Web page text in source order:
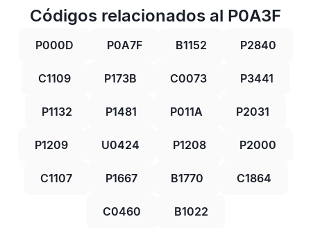
Códigos relacionados al P0A3F
P000D P0A7F B1152 P2840
C1109 P173B C0073 P3441
P1132 P1481 P011A P2031
P1209 U0424 P1208 P2000
C1107 P1667 B1770 C1864
C0460 B1022